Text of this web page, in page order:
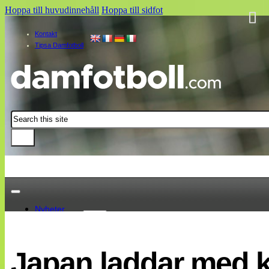
Hoppa till huvudinnehåll Hoppa till sidfot
Kontakt
Tipsa Damfotboll
Sök
Nyheter
EM 2013